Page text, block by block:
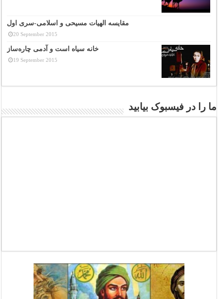
مقایسه الهیات مسیحی و اسلامی-سری اول
20 September 2015
خانه سیاه است و آدمی چاره‌ساز
19 September 2015
ما را در فیسبوک بیابید